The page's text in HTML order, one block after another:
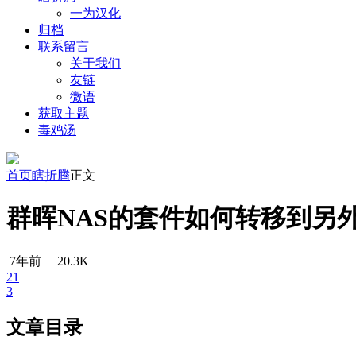
一为汉化
归档
联系留言
关于我们
友链
微语
获取主题
毒鸡汤
首页瞎折腾正文
群晖NAS的套件如何转移到另
7年前
20.3K
21
3
文章目录